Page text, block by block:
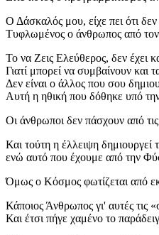
Ο Δάσκαλός μου, είχε πει ότι
Τυφλωμένος ο άνθρωπος από τον
Το να Ζεις Ελεύθερος, δεν έχει
Γιατί μπορεί να συμβαίνουν
Δεν είναι ο άλλος που σου
Αυτή η ηθική που δόθηκε υπό
Οι άνθρωποι δεν πάσχουν από
Και τούτη η έλλειψη
ενώ αυτό που έχουμε από την
Όμως ο Κόσμος φωτίζεται από
Κάποιος Άνθρωπος γι' αυτές τις
Και έτσι πήγε χαμένο το